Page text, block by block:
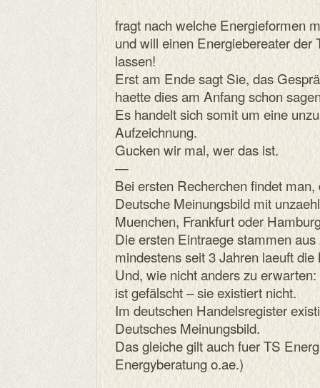
fragt nach welche Energieformen
und will einen Energiebereater der
lassen!
Erst am Ende sagt Sie, das
haette dies am Anfang schon
Es handelt sich somit um eine
Aufzeichnung.
Gucken wir mal, wer das ist.
—
Bei ersten Recherchen findet man,
Deutsche Meinungsbild mit
Muenchen, Frankfurt oder
Die ersten Eintraege stammen
mindestens seit 3 Jahren laeuft
Und, wie nicht anders zu
ist gefälscht – sie existiert nicht.
Im deutschen Handelsregister
Deutsches Meinungsbild.
Das gleiche gilt auch fuer TS
Energyberatung o.ae.)